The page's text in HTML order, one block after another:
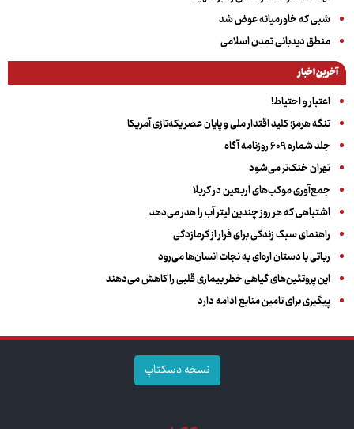
شبی که خاورمیانه عوض شد
منطق دیدبانی تمدن اسلامی
آخرین اخبار
اعتبار و احتیاط!
تنگه هرمز؛ کلید اقتدار ملی و پایان عصر یکه‌تازی آمریکا
جلد شماره ۶۰۹ روزنامه آگاه
تهران خنک‌تر می‌شود
جمع‌آوری موکب‌های اربعین در کربلا
اشتباهی که هر روز چندین لیتر آب را هدر می‌دهد
راهنمای سبک زندگی برای فرار از گرمازدگی
رباتی با دستان اره‌ای به نجات انسان‌ها می‌رود
این پروتئین‌های گیاهی خطر بیماری قلبی را کاهش می‌دهند
پیگیری برای تامین منابع ادامه دارد
نسخه دسکتاپ